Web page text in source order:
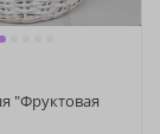
"Фруктовая